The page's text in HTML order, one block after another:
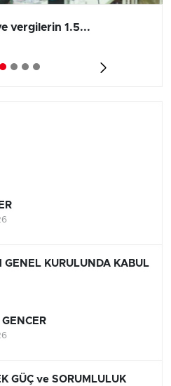
vergilerin 1.5...
GENEL KURULUNDA KABUL
GÜÇ ve SORUMLULUK